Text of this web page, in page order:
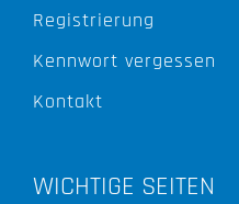
Registrierung
Kennwort vergessen
Kontakt
WICHTIGE SEITEN